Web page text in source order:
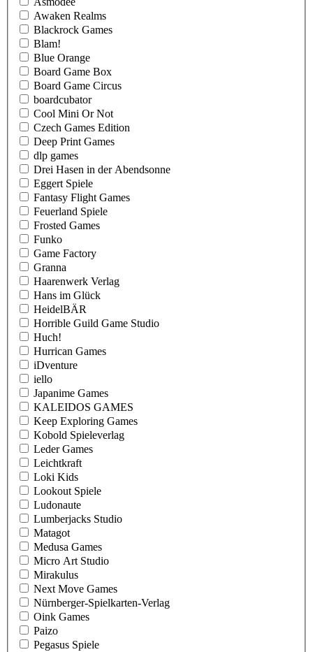
Awaken Realms
Blackrock Games
Blam!
Blue Orange
Board Game Box
Board Game Circus
boardcubator
Cool Mini Or Not
Czech Games Edition
Deep Print Games
dlp games
Drei Hasen in der Abendsonne
Eggert Spiele
Fantasy Flight Games
Feuerland Spiele
Frosted Games
Funko
Game Factory
Granna
Haarenwerk Verlag
Hans im Glück
HeidelBÄR
Horrible Guild Game Studio
Huch!
Hurrican Games
iDventure
iello
Japanime Games
KALEIDOS GAMES
Keep Exploring Games
Kobold Spieleverlag
Leder Games
Leichtkraft
Loki Kids
Lookout Spiele
Ludonaute
Lumberjacks Studio
Matagot
Medusa Games
Micro Art Studio
Mirakulus
Next Move Games
Nürnberger-Spielkarten-Verlag
Oink Games
Paizo
Pegasus Spiele